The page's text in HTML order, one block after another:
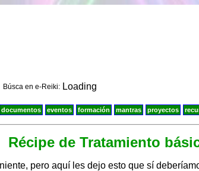
Búsca en e-Reiki: Loading
documentos eventos formación mantras proyectos
Récipe de Tratamiento
pero aquí les dejo esto que sí